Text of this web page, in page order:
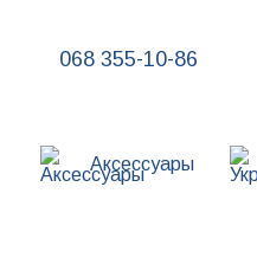
068 355-10-86
Аксессуары